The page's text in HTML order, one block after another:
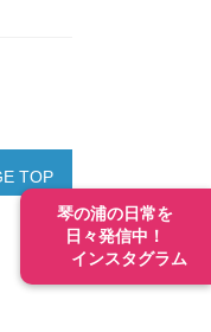
琴の浦の日常を
日々発信中！
インスタグラム
TOP